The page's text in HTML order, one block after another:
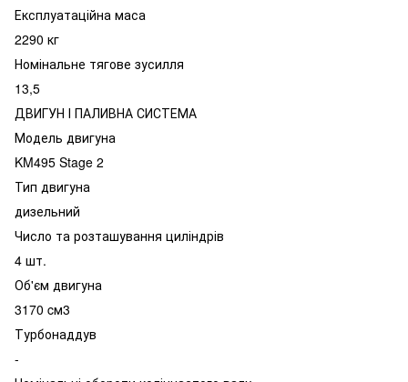
Експлуатаційна маса
2290 кг
Номінальне тягове зусилля
13,5
ДВИГУН І ПАЛИВНА СИСТЕМА
Модель двигуна
KM495 Stage 2
Тип двигуна
дизельний
Число та розташування циліндрів
4 шт.
Об'єм двигуна
3170 cм3
Турбонаддув
-